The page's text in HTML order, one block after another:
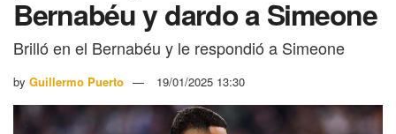
Bernabéu y dardo a Simeone
Brilló en el Bernabéu y le respondió a Simeone
by Guillermo Puerto 19/01/2025 13:30